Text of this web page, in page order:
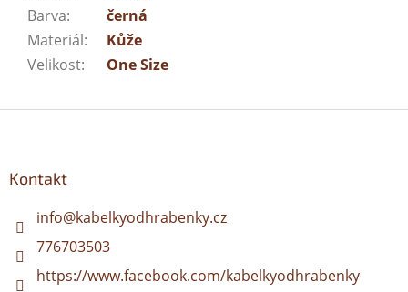
Barva:
černá
Materiál:
Kůže
Velikost: One Size
Kontakt
info@kabelkyodhrabenky.cz
776703503
https://www.facebook.com/kabelkyodhrabenky